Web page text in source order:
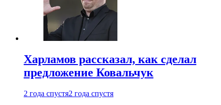
Харламов рассказал, как сделал
предложение Ковальчук
2 года спустя2 года спустя